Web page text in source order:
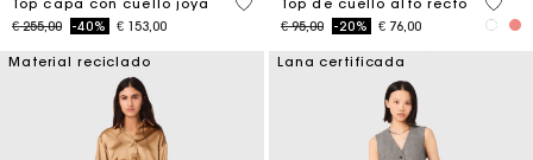
Top capa con cuello joya
Price reduced from
€ 255,00to-40% € 153,00
Top de cuello alto recto
Price reduced from
€ 95,00to-20% € 76,00
Material reciclado Lana certificada